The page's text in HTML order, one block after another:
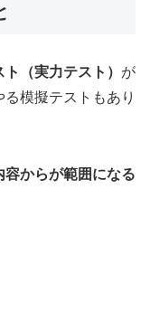
（実力テスト） が
模擬テストもあり
容からが範囲になる